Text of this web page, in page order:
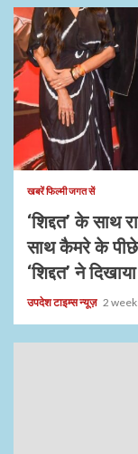
1 min read
खबरें फिल्मी जगत सें
‘शिद्दत’ के साथ
साथ कैमरे के
‘शिद्दत’ ने
उपदेश टाइम्स न्यूज़ 2